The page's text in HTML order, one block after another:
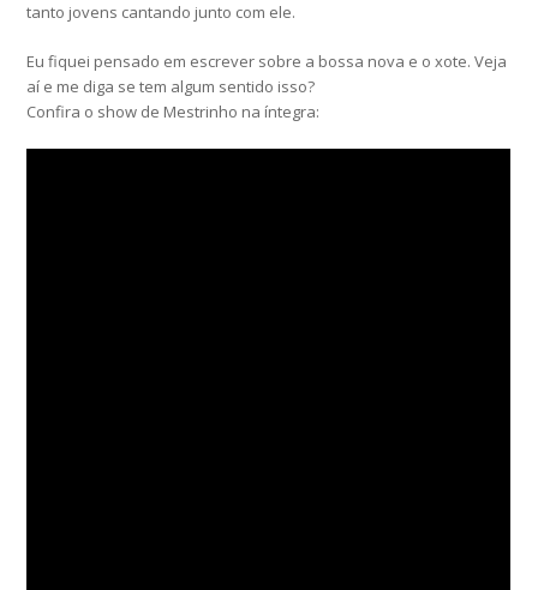
tanto jovens cantando junto com ele.
Eu fiquei pensado em escrever sobre a bossa nova e o xote. Veja
aí e me diga se tem algum sentido isso?
Confira o show de Mestrinho na íntegra: